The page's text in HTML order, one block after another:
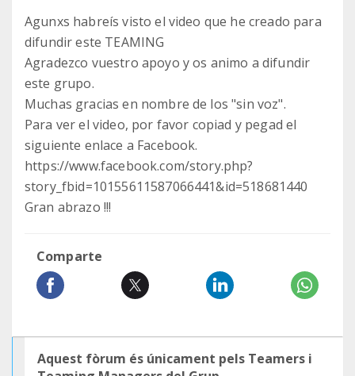
Agunxs habreís visto el video que he creado para
difundir este TEAMING
Agradezco vuestro apoyo y os animo a difundir
este grupo.
Muchas gracias en nombre de los "sin voz".
Para ver el video, por favor copiad y pegad el
siguiente enlace a Facebook.
https://www.facebook.com/story.php?
story_fbid=10155611587066441&id=518681440
Gran abrazo !!!
Comparte
Aquest fòrum és únicament pels Teamers i